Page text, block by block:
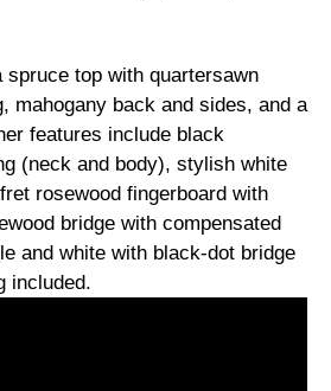
spruce top with quartersawn
mahogany back and sides, and a
features include black
(neck and body), stylish white
rosewood fingerboard with
bridge with compensated
and white with black-dot bridge
included.